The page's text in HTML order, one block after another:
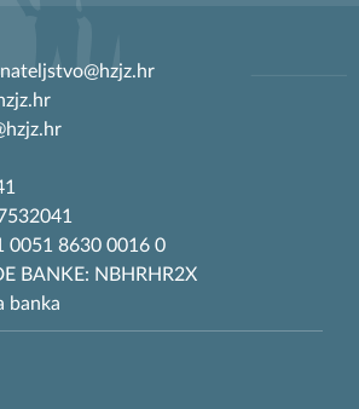
0051 8630 0016 0
BANKE: NBHRHR2X
banka